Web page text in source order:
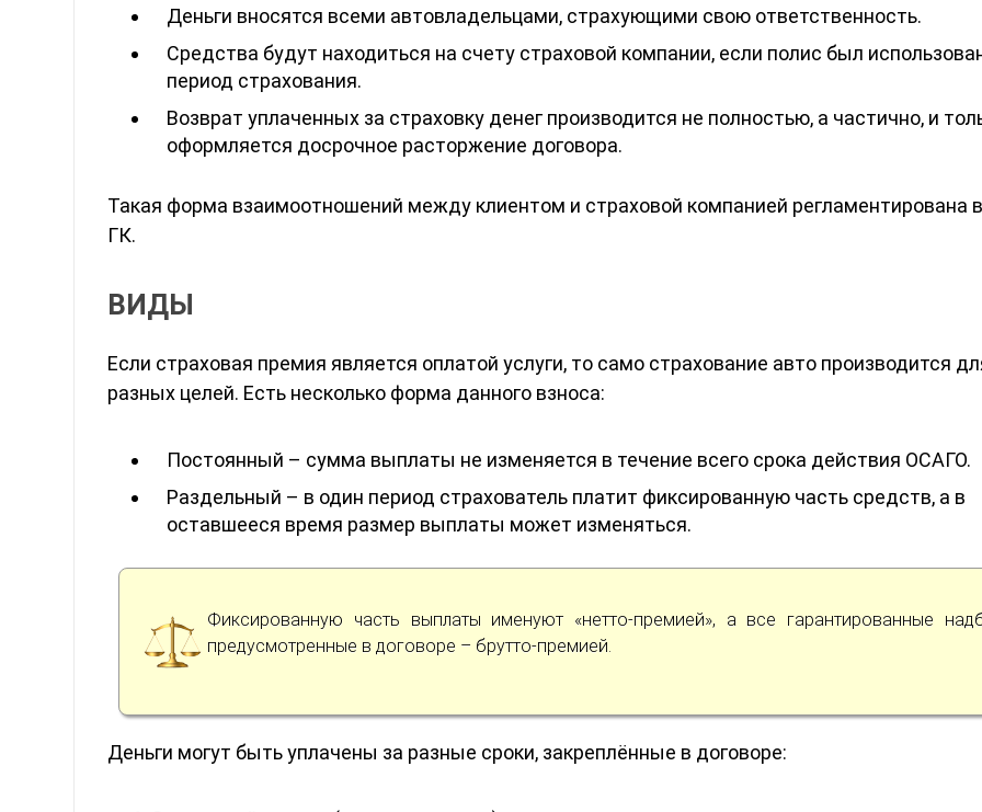
Деньги вносятся всеми автовладельцами, страхующими свою ответственность.
Средства будут находиться на счету страховой компании, если полис был
период страхования.
Возврат уплаченных за страховку денег производится не полностью, а частично, и
оформляется досрочное расторжение договора.
Такая форма взаимоотношений между клиентом и страховой компанией регламентирована
ГК.
ВИДЫ
Если страховая премия является оплатой услуги, то само страхование авто производится
разных целей. Есть несколько форма данного взноса:
Постоянный – сумма выплаты не изменяется в течение всего срока действия ОСАГО.
Раздельный – в один период страхователь платит фиксированную часть средств, а в
оставшееся время размер выплаты может изменяться.
Фиксированную часть выплаты именуют «нетто-премией», а все гарантированные
предусмотренные в договоре – брутто-премией.
Деньги могут быть уплачены за разные сроки, закреплённые в договоре: